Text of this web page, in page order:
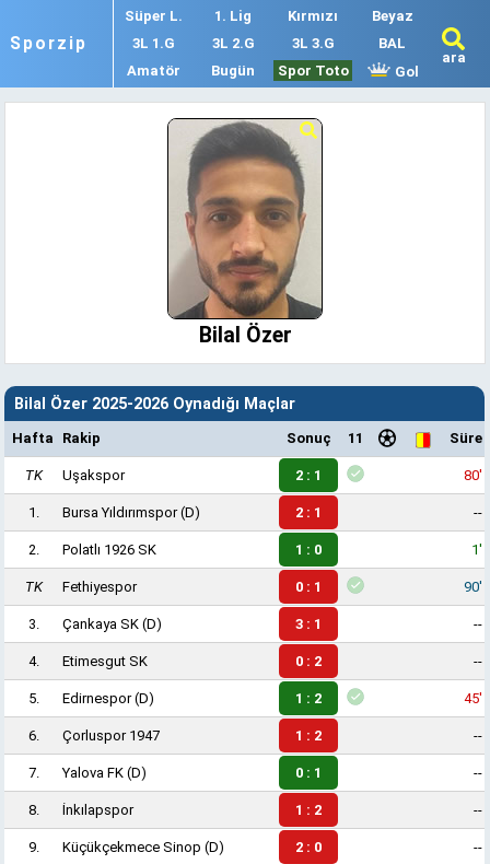
Sporzip
Süper L. 1. Lig Kırmızı
Beyaz
3L 1.G
3L 2.G 3L 3.G
BAL
Amatör
Bugün Spor Toto Gol
ara
Bilal Özer
Bilal Özer 2025-2026 Oynadığı Maçlar
Hafta Rakip Sonuç 11 Süre
TK Uşakspor 2 : 1 80'
1. Bursa Yıldırımspor(D) 2 : 1 --
2. Polatlı 1926 SK 1 : 0 1'
TK Fethiyespor 0 : 1 90'
3. Çankaya SK (D) 3 : 1 --
4. Etimesgut SK 0 : 2 --
5. Edirnespor(D) 1 : 2 45'
6. Çorluspor 1947 1 : 2 --
7. Yalova FK (D) 0 : 1 --
8. İnkılapspor 1 : 2 --
9. Küçükçekmece Sinop (D) 2 : 0 --